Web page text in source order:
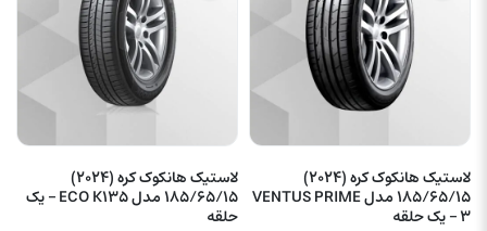
لاستیک هانکوک کره (2024)
185/65/15 مدل VENTUS PRIME
3 – یک حلقه
لاستیک هانکوک کره (2024)
185/65/15 مدل ECO K135 – یک
حلقه